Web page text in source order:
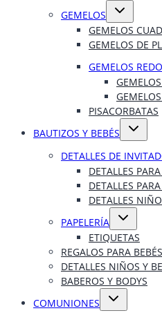
GEMELOS
Alternar
hijo
GEMELOS
GEMELOS DE
GEMELOS
PISACORBATAS
BAUTIZOS Y BEBÉS
Alternar
DETALLES DE
DETALLES
DETALLES
DETALLES
PAPELERÍA
Alternar
hijo
ETIQUETAS
REGALOS PARA BEBÉS
DETALLES NIÑOS Y
BABEROS Y BODYS
COMUNIONES
Alternar